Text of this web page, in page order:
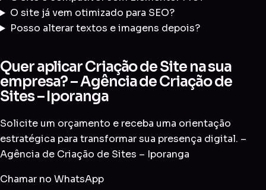
O site já vem otimizado para SEO?
Posso alterar textos e imagens depois?
Quer aplicar Criação de Site na sua
empresa? – Agência de Criação de
Sites – Iporanga
Solicite um orçamento e receba uma orientação
estratégica para transformar sua presença digital. –
Agência de Criação de Sites – Iporanga
Chamar no WhatsApp